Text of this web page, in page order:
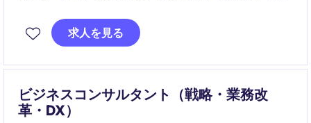
ていただきます。ワンプール制の環境で、市場価値を
高め、将来的には組織の中核を担うリーダーや経営人
求人を見る
ビジネスコンサルタント（戦略・業務改
革・DX）